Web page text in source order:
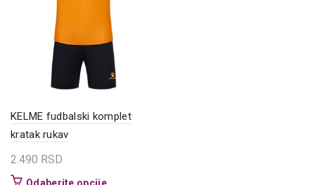
KELME fudbalski komplet
kratak rukav
2.490 RSD
Odaberite opcijeOvaj